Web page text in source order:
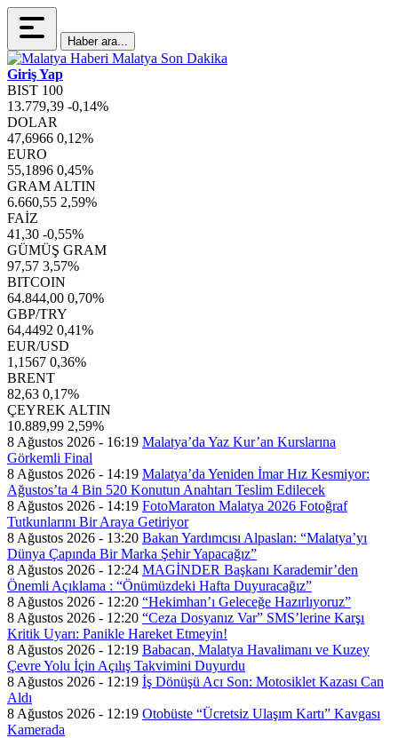
Haber ara...
Giriş Yap
BIST 100
13.779,39 -0,14%
DOLAR
47,6966 0,12%
EURO
55,1896 0,45%
GRAM ALTIN
6.660,55 2,59%
FAİZ
41,30 -0,55%
GÜMÜŞ GRAM
97,57 3,57%
BITCOIN
64.844,00 0,70%
GBP/TRY
64,4492 0,41%
EUR/USD
1,1567 0,36%
BRENT
82,63 0,17%
ÇEYREK ALTIN
10.889,99 2,59%
8 Ağustos 2026 - 16:19 Malatya’da Yaz Kur’an Kurslarına
Görkemli Final
8 Ağustos 2026 - 14:19 Malatya’da Yeniden İmar Hız Kesmiyor:
Ağustos’ta 4 Bin 520 Konutun Anahtarı Teslim Edilecek
8 Ağustos 2026 - 14:19 FotoMaraton Malatya 2026 Fotoğraf
Tutkunlarını Bir Araya Getiriyor
8 Ağustos 2026 - 13:20 Bakan Yardımcısı Alpaslan: “Malatya’yı
Dünya Çapında Bir Marka Şehir Yapacağız”
8 Ağustos 2026 - 12:24 MAGİNDER Başkanı Karademir’den
Önemli Açıklama : “Önümüzdeki Hafta Duyuracağız”
8 Ağustos 2026 - 12:20 “Hekimhan’ı Geleceğe Hazırlıyoruz”
8 Ağustos 2026 - 12:20 “Ceza Dosyanız Var” SMS’lerine Karşı
Kritik Uyarı: Panikle Hareket Etmeyin!
8 Ağustos 2026 - 12:19 Babacan, Malatya Havalimanı ve Kuzey
Çevre Yolu İçin Açılış Takvimini Duyurdu
8 Ağustos 2026 - 12:19 İş Dönüşü Acı Son: Motosiklet Kazası Can
Aldı
8 Ağustos 2026 - 12:19 Otobüste “Ücretsiz Ulaşım Kartı” Kavgası
Kamerada